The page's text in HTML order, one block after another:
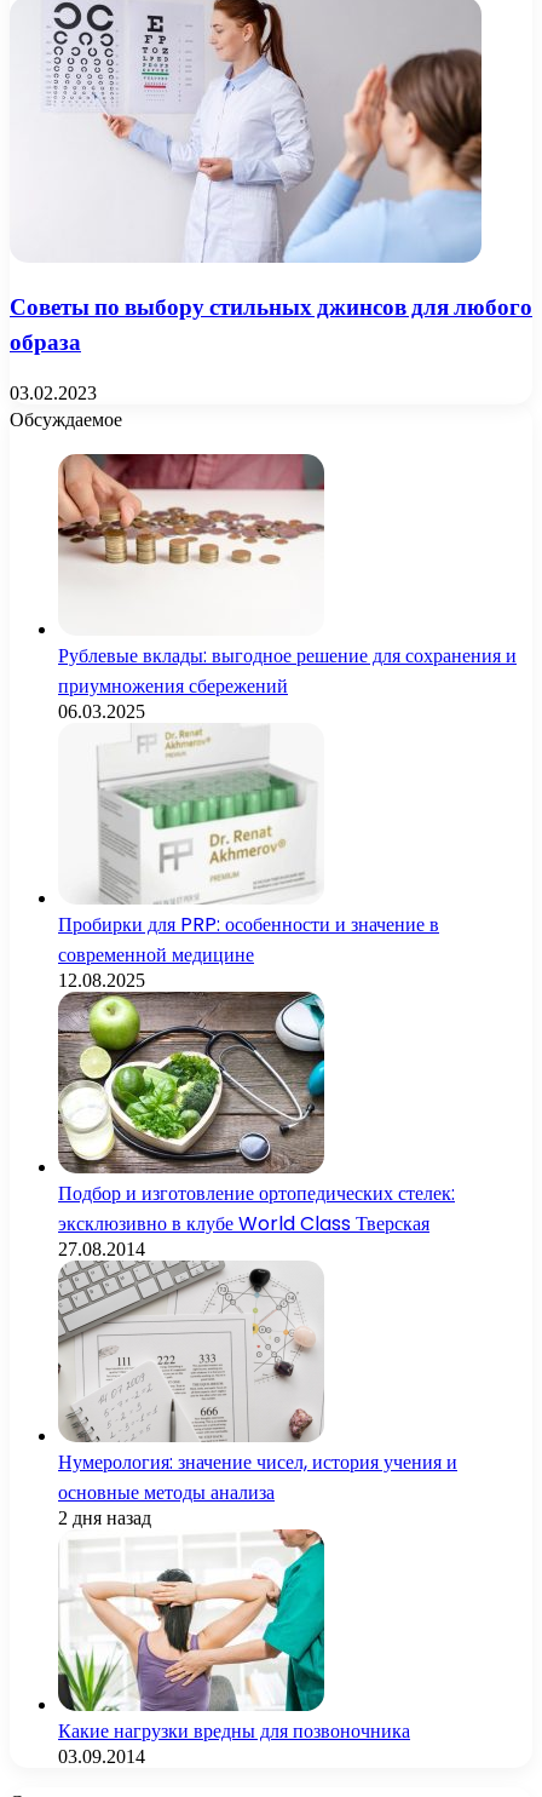
Советы по выбору стильных джинсов для любого
образа
03.02.2023
Обсуждаемое
Рублевые вклады: выгодное решение для сохранения и
приумножения сбережений
06.03.2025
Пробирки для PRP: особенности и значение в
современной медицине
12.08.2025
Подбор и изготовление ортопедических стелек:
эксклюзивно в клубе World Class Тверская
27.08.2014
Нумерология: значение чисел, история учения и
основные методы анализа
2 дня назад
Какие нагрузки вредны для позвоночника
03.09.2014